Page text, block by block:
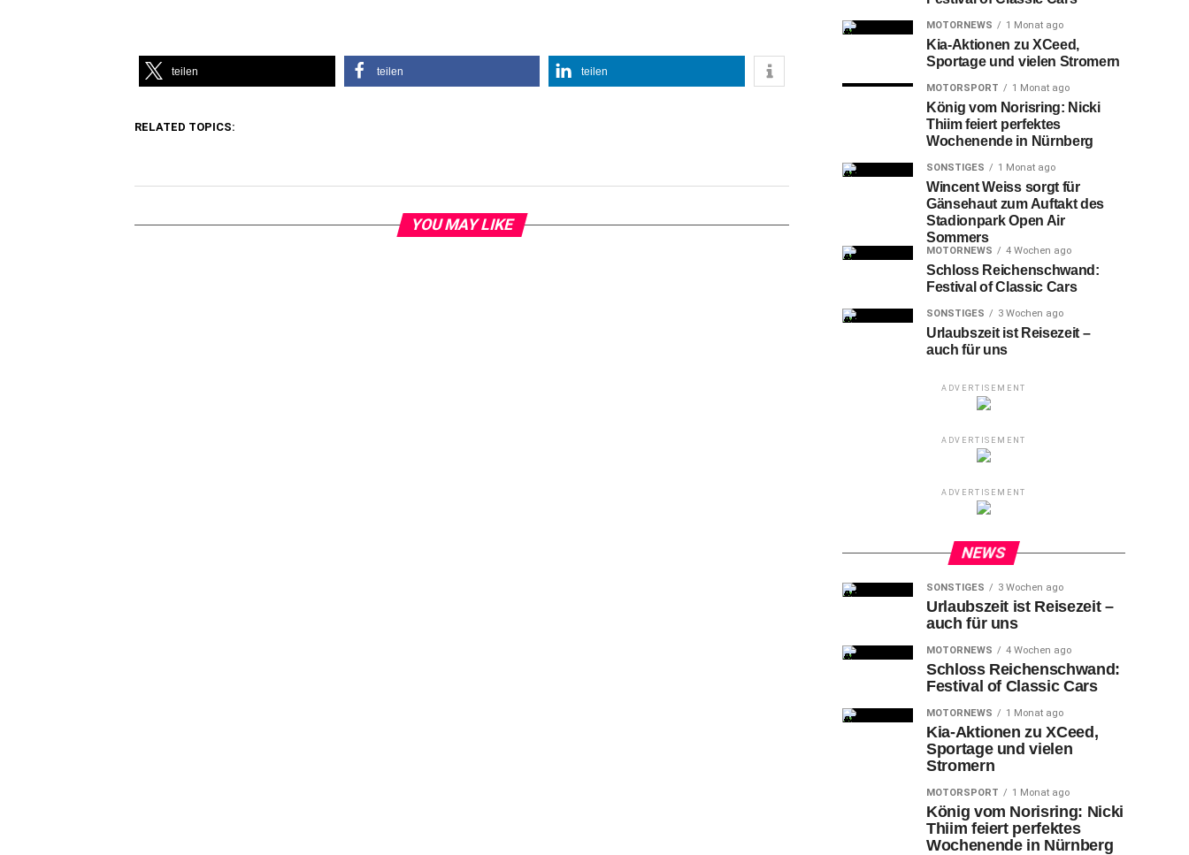
teilen teilen teilen
RELATED TOPICS:
YOU MAY LIKE
MOTORNEWS 1 Monat ago
Kia-Aktionen zu XCeed,
Sportage und vielen Stromern
MOTORSPORT 1 Monat ago
König vom Norisring: Nicki
Thiim feiert perfektes
Wochenende in Nürnberg
SONSTIGES 1 Monat ago
Wincent Weiss sorgt für
Gänsehaut zum Auftakt des
Stadionpark Open Air
Sommers
MOTORNEWS 4 Wochen ago
Schloss Reichenschwand:
Festival of Classic Cars
SONSTIGES 3 Wochen ago
Urlaubszeit ist Reisezeit –
auch für uns
ADVERTISEMENT
ADVERTISEMENT
ADVERTISEMENT
NEWS
SONSTIGES 3 Wochen ago
Urlaubszeit ist Reisezeit –
auch für uns
MOTORNEWS 4 Wochen ago
Schloss Reichenschwand:
Festival of Classic Cars
MOTORNEWS 1 Monat ago
Kia-Aktionen zu XCeed,
Sportage und vielen
Stromern
MOTORSPORT 1 Monat ago
König vom Norisring: Nicki
Thiim feiert perfektes
Wochenende in Nürnberg